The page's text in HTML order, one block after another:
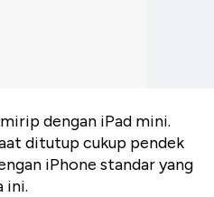
dengan iPad mini.
ditutup cukup pendek
iPhone standar yang
ini.